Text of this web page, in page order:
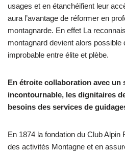
usages et en étanchéifient leur
aura l’avantage de réformer en
montagnarde. En effet La
montagnard devient alors possible
improbable entre élite et plèbe.
En étroite collaboration avec un
incontournable, les dignitaires
besoins des services de
En 1874 la fondation du Club Alpin
des activités Montagne et en